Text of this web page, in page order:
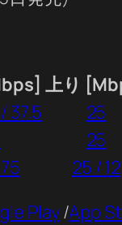
上り
37.5
25
25
25 / 12
Play/App